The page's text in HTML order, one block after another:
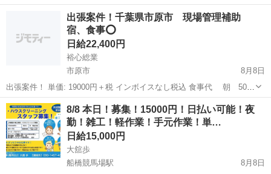
仕事がメインの会社です。 まず初めに、連絡が途絶える方や適当な返
信の方マナーや常識が無い方は連絡しないで下さい、こちらの時間の
無駄です。 現在の現場は海外の方...
南柏駅 その他 瓦屋根
出張案件！千葉県市原市 現場管理補助
宿、食事⭕️
日給22,400円
裕心総業
市原市
8月8日
出張案件！ 単価: 19000円＋税 インボイスなし税込 食事代 朝 500
夜 1000 合計 1500円 現場場所 千葉県 大阪国際石油精製(株) 千葉製
油所 2人 期間:9月1日〜半年(延長可能性あり) ...
千葉 市原市 建築
8/8 本日！募集！15000円！日払い可能！夜
勤！雑工！軽作業！手元作業！単…
日給15,000円
大舘歩
船橋競馬場駅
8月8日